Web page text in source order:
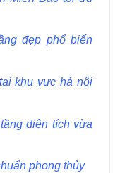
đẹp phổ biến
khu vực hà nội
diện tích vừa
phong thủy